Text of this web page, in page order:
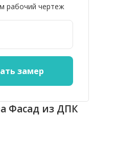
рабочий чертеж
Фасад из ДПК